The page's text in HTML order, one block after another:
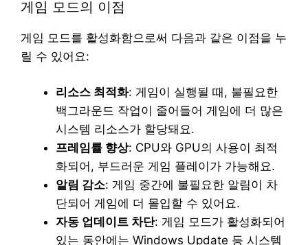
게임 모드의 이점
게임 모드를 활성화함으로써 다음과 같은 이점을 누
릴 수 있어요:
리소스 최적화: 게임이 실행될 때, 불필요한
백그라운드 작업이 줄어들어 게임에 더 많은
시스템 리소스가 할당돼요.
프레임률 향상: CPU와 GPU의 사용이 최적
화되어, 부드러운 게임 플레이가 가능해요.
알림 감소: 게임 중간에 불필요한 알림이 차
단되어 게임에 더 몰입할 수 있어요.
자동 업데이트 차단: 게임 모드가 활성화되어
있는 동안에는 Windows Update 등 시스템